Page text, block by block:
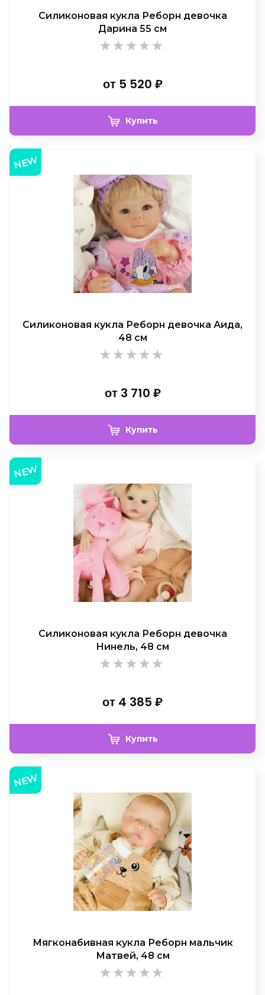
Силиконовая кукла Реборн девочка
Дарина 55 см
от5 520 ₽
Купить
NEW
Силиконовая кукла Реборн девочка Аида,
48 см
от3 710 ₽
Купить
NEW
Силиконовая кукла Реборн девочка
Нинель, 48 см
от 4 385 ₽
Купить
NEW
Мягконабивная кукла Реборн мальчик
Матвей, 48 см